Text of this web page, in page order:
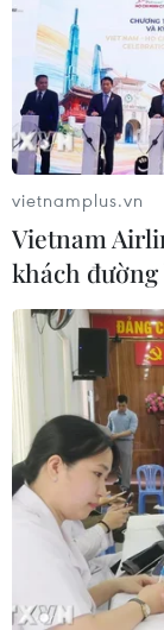
rộng thị
10/08/2026 09:52
Giá vàng
600.000 đồng
10/08/2026 09:51
Trái cây Việt
tại Thổ Nhĩ Kỳ
10/08/2026 09:44
Thị trường
liệu lạm phát
10/08/2026 09:16
vietnamplus.vn
Vietnam
khách